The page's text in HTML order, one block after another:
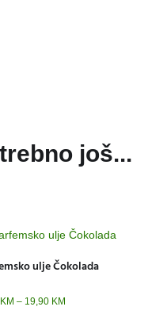
još...
ulje Čokolada
KM – 19,90 KM